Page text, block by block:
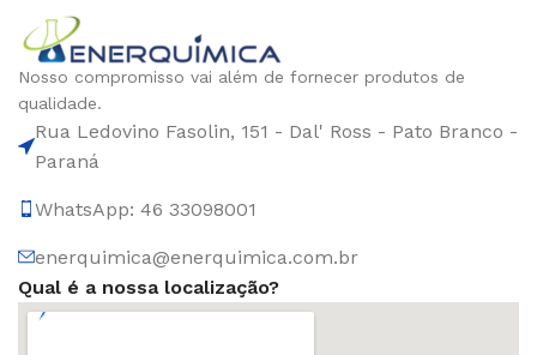
Nosso compromisso vai além de fornecer produtos de
qualidade.
Rua Ledovino Fasolin, 151 - Dal' Ross - Pato Branco -
Paraná
WhatsApp: 46 33098001
enerquimica@enerquimica.com.br
Qual é a nossa localização?